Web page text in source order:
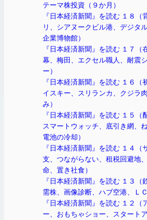
テーマ株投資（９か月）
『日本経済新聞』を読む １８（
リ、シアヌークビル港、デジタル
企業博物館）
『日本経済新聞』を読む １７（
幕、梅田、エクセル職人、耐震
ー）
『日本経済新聞』を読む １６（
イスキー、スリランカ、クジラ
み）
『日本経済新聞』を読む １５（
スマートウォッチ、底引き網、ね
電池の冷却）
『日本経済新聞』を読む １４（
支、つながらない、租税回避地
命、置き社食）
『日本経済新聞』を読む １３（
需株、画像診断、ハブ空港、ＬＣ
『日本経済新聞』を読む １２（
ー、おもちゃショー、スタート